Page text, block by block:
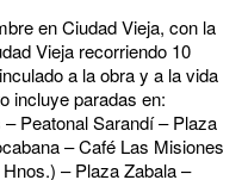
en Ciudad Vieja, con la
Vieja recorriendo 10
a la obra y a la vida
incluye paradas en:
Peatonal Sarandí – Plaza
– Café Las Misiones
– Plaza Zabala –